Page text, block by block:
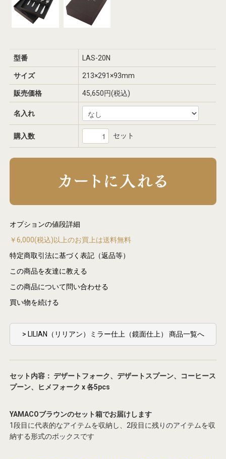
型番 LAS-20N
サイズ 213×291×93mm
販売価格 45,650円(税込)
名入れ
購入数 セット
オプションの値段詳細
￥6,000(税込)以上のお買上は送料無料
特定商取引法に基づく表記（返品等）
この商品を友達に教える
この商品について問い合わせる
買い物を続ける
> LILIAN（リリアン）ミラー仕上（鏡面仕上） 商品一覧へ
セット内容： デザートフォーク、デザートスプーン、コーヒース
プーン、ヒメフォーク x 各5pcs
YAMACOブラウンのセット箱でお届けします
1段目に代表的なアイテムを収納し、2段目に残りのアイテムを収
納する形式のボックスです